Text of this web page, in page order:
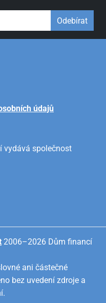
Odebírat
údajů
vydává společnost
2006–2026 Dům financí
ani částečné
bez uvedení zdroje a